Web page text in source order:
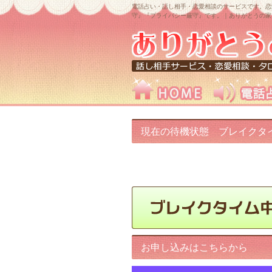
電話占い・話し相手・恋愛相談のサービスです
守』『プライバシー厳守』です。｜ありがとうの家
現在の待機状態 ブレイクタ
お申し込みはこちらから